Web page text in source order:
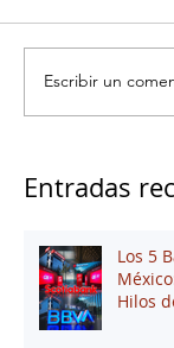
Escribir un
Entradas
Los 5
Hilos